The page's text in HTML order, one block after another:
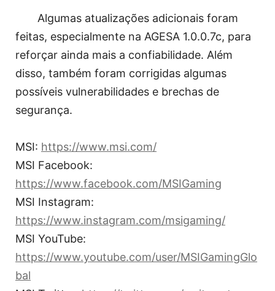
Algumas atualizações adicionais foram
feitas, especialmente na AGESA 1.0.0.7c, para
reforçar ainda mais a confiabilidade. Além
disso, também foram corrigidas algumas
possíveis vulnerabilidades e brechas de
segurança.
MSI: https://www.msi.com/
MSI Facebook:
https://www.facebook.com/MSIGaming
MSI Instagram:
https://www.instagram.com/msigaming/
MSI YouTube:
https://www.youtube.com/user/MSIGamingGlo
bal